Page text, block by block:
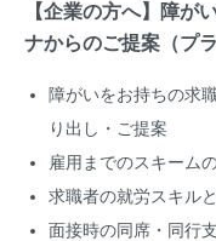
【企業の方へ】障が
ナからのご提案（プ
障がいをお持ちの求
り出し・ご提案
雇用までのスキーム
求職者の就労スキル
面接時の同席・同行